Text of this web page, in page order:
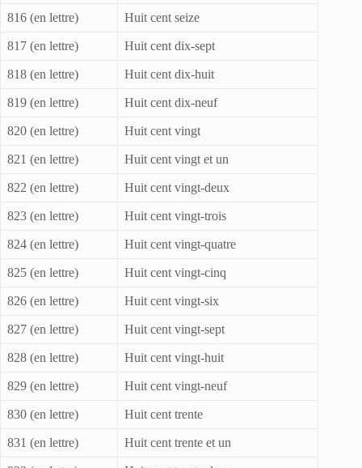
816 (en lettre) Huit cent seize
817 (en lettre) Huit cent dix-sept
818 (en lettre) Huit cent dix-huit
819 (en lettre) Huit cent dix-neuf
820 (en lettre) Huit cent vingt
821 (en lettre) Huit cent vingt et un
822 (en lettre) Huit cent vingt-deux
823 (en lettre) Huit cent vingt-trois
824 (en lettre) Huit cent vingt-quatre
825 (en lettre) Huit cent vingt-cinq
826 (en lettre) Huit cent vingt-six
827 (en lettre) Huit cent vingt-sept
828 (en lettre) Huit cent vingt-huit
829 (en lettre) Huit cent vingt-neuf
830 (en lettre) Huit cent trente
831 (en lettre) Huit cent trente et un